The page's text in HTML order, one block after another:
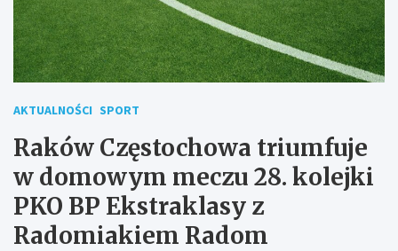
AKTUALNOŚCI SPORT
Raków Częstochowa triumfuje
w domowym meczu 28. kolejki
PKO BP Ekstraklasy z
Radomiakiem Radom